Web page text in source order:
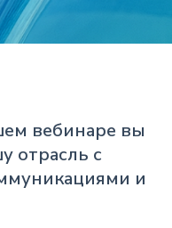
вебинаре вы
отрасль с
и